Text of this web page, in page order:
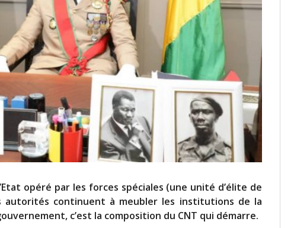
opéré par les forces spéciales (une unité d’élite de
autorités continuent à meubler les institutions de la
c’est la composition du CNT qui démarre.